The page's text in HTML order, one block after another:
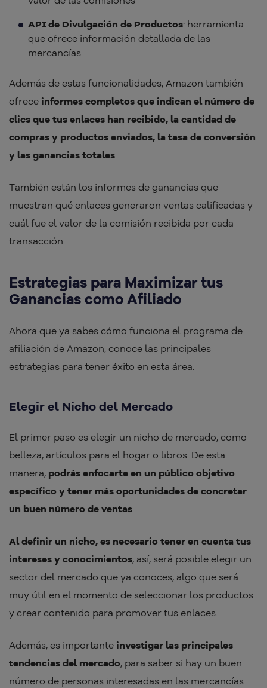
API de Divulgación de Productos: herramienta
que ofrece información detallada de las
mercancías.
Además de estas funcionalidades, Amazon también
ofrece informes completos que indican el número de
clics que tus enlaces han recibido, la cantidad de
compras y productos enviados, la tasa de conversión
y las ganancias totales.
También están los informes de ganancias que
muestran qué enlaces generaron ventas calificadas y
cuál fue el valor de la comisión recibida por cada
transacción.
Estrategias para Maximizar tus
Ganancias como Afiliado
Ahora que ya sabes cómo funciona el programa de
afiliación de Amazon, conoce las principales
estrategias para tener éxito en esta área.
Elegir el Nicho del Mercado
El primer paso es elegir un nicho de mercado, como
belleza, artículos para el hogar o libros. De esta
manera, podrás enfocarte en un público objetivo
específico y tener más oportunidades de concretar
un buen número de ventas.
Al definir un nicho, es necesario tener en cuenta tus
intereses y conocimientos, así, será posible elegir un
sector del mercado que ya conoces, algo que será
muy útil en el momento de seleccionar los productos
y crear contenido para promover tus enlaces.
Además, es importante investigar las principales
tendencias del mercado, para saber si hay un buen
número de personas interesadas en las mercancías